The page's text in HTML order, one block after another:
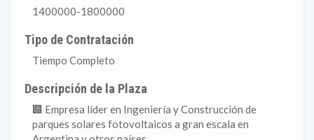
1400000-1800000
Tipo de Contratación
Tiempo Completo
Descripción de la Plaza
🏢 Empresa líder en Ingeniería y Construcción de
parques solares fotovoltaicos a gran escala en